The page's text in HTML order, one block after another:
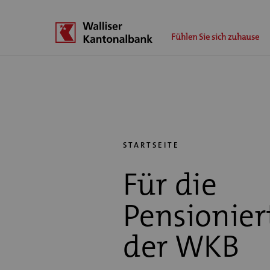
Fühlen Sie sich zuhause
STARTSEITE
Für die
der WKB